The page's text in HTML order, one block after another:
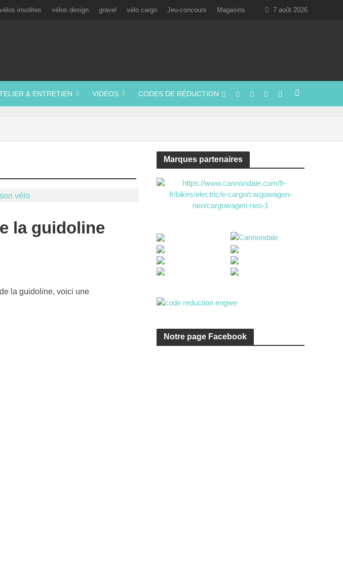
vélos insolites vélos design gravel vélo cargo Jeu-concours Magasins 7 août 2026
& ENTRETIEN VIDÉOS CODES DE RÉDUCTION
la guidoline
la guidoline, voici une
Marques partenaires
Notre page Facebook